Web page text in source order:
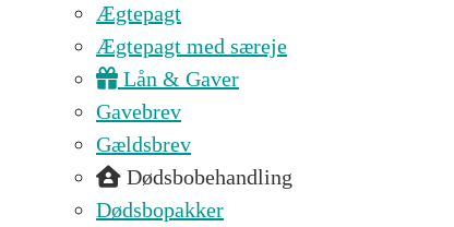
Ægtepagt
Ægtepagt med særeje
Lån & Gaver
Gavebrev
Gældsbrev
Dødsbobehandling
Dødsbopakker